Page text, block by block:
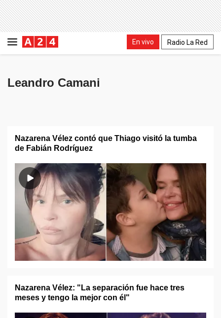
En vivo Radio La Red
Leandro Camani
Nazarena Vélez contó que Thiago visitó la tumba
de Fabián Rodríguez
Nazarena Vélez: "La separación fue hace tres
meses y tengo la mejor con él"